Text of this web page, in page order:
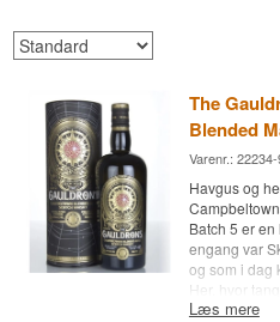
The
Blended
Varenr.:
Havgus og
Batch 5 er
engang var
og som i dag
Her, hvor
Læs mere